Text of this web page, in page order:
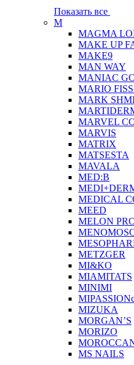
Показать все
M
MAGMA
MAKE UP
MAKE9
MAN WAY
MANIAC
MARIO
MARK
MARVEL
MARVIS
MATRIX
MATSESTA
MAVALA
MED:B
MEDICAL
MEED
MELON
METZGER
MI&KO
MIAMITATS
MINIMI
MIZUKA
MORGAN’S
MORIZO
MS NAILS